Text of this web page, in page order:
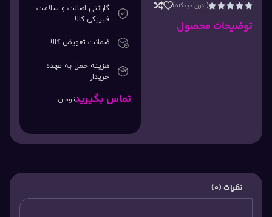




(بدون دیدگاه)
توضیحات محصول
گارانتی اصالت و سلامت
فیزیکی کالا
ضمانت تعویض کالا
هزینه حمل به عهده
خریدار
تماس بگیریدتومان
نظرات (0)